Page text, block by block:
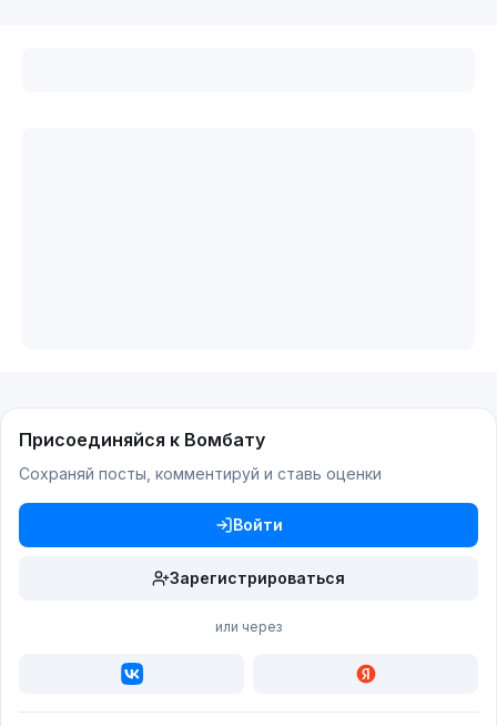
Присоединяйся к Вомбату
Сохраняй посты, комментируй и ставь оценки
Войти
Зарегистрироваться
или через